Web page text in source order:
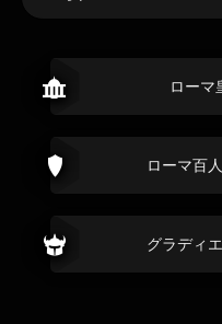
ローマ
ローマ百
グラディ